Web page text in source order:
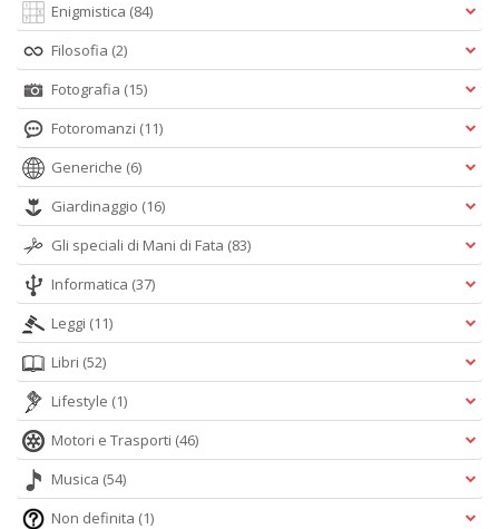
Enigmistica (84)
Filosofia (2)
Fotografia (15)
Fotoromanzi (11)
Generiche (6)
Giardinaggio (16)
Gli speciali di Mani di Fata (83)
Informatica (37)
Leggi (11)
Libri (52)
Lifestyle (1)
Motori e Trasporti (46)
Musica (54)
Non definita (1)